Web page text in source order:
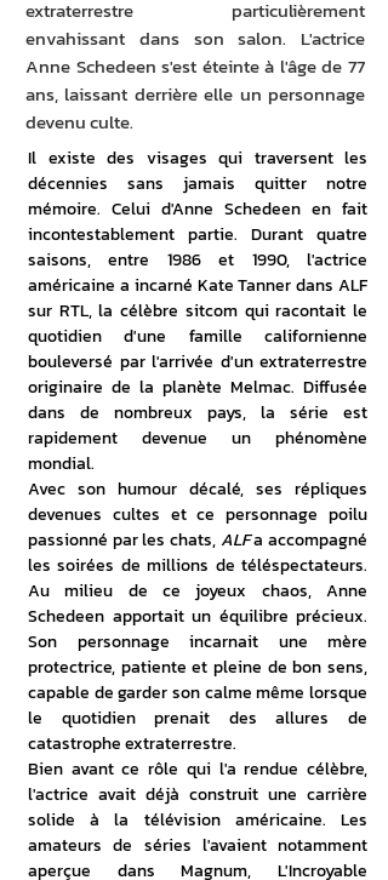
Il existe des visages qui traversent les
décennies sans jamais quitter notre
mémoire. Celui d'Anne Schedeen en fait
incontestablement partie. Durant quatre
saisons, entre 1986 et 1990, l'actrice
américaine a incarné Kate Tanner dans ALF
sur RTL, la célèbre sitcom qui racontait le
quotidien d'une famille californienne
bouleversé par l'arrivée d'un extraterrestre
originaire de la planète Melmac. Diffusée
dans de nombreux pays, la série est
rapidement devenue un phénomène
mondial.
Avec son humour décalé, ses répliques
devenues cultes et ce personnage poilu
passionné par les chats, ALF a accompagné
les soirées de millions de téléspectateurs.
Au milieu de ce joyeux chaos, Anne
Schedeen apportait un équilibre précieux.
Son personnage incarnait une mère
protectrice, patiente et pleine de bon sens,
capable de garder son calme même lorsque
le quotidien prenait des allures de
catastrophe extraterrestre.
Bien avant ce rôle qui l'a rendue célèbre,
l'actrice avait déjà construit une carrière
solide à la télévision américaine. Les
amateurs de séries l'avaient notamment
aperçue dans Magnum, L'Incroyable
extraterrestre particulièrement
envahissant dans son salon. L'actrice
Anne Schedeen s'est éteinte à l'âge de 77
ans, laissant derrière elle un personnage
devenu culte.